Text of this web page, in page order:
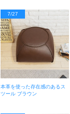
7/27
本革を使った存在感のあるス
ツール ブラウン